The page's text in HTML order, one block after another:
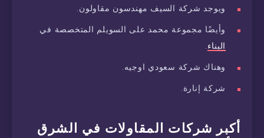
ويوجد شركة السيف مهندسون مقاولون.
وأيضًا مجموعة محمد على السويلم المتخصصة في
البناء.
وهناك شركة سعودي اوجيه.
شركة إنارة.
أكبر شركات المقاولات في الشرق